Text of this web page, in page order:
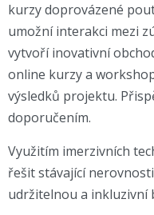
kurzy doprovázené
umožní interakci mezi
vytvoří inovativní
online kurzy a
výsledků projektu.
doporučením.
Využitím imerzivních
řešit stávající
udržitelnou a inkluzivní